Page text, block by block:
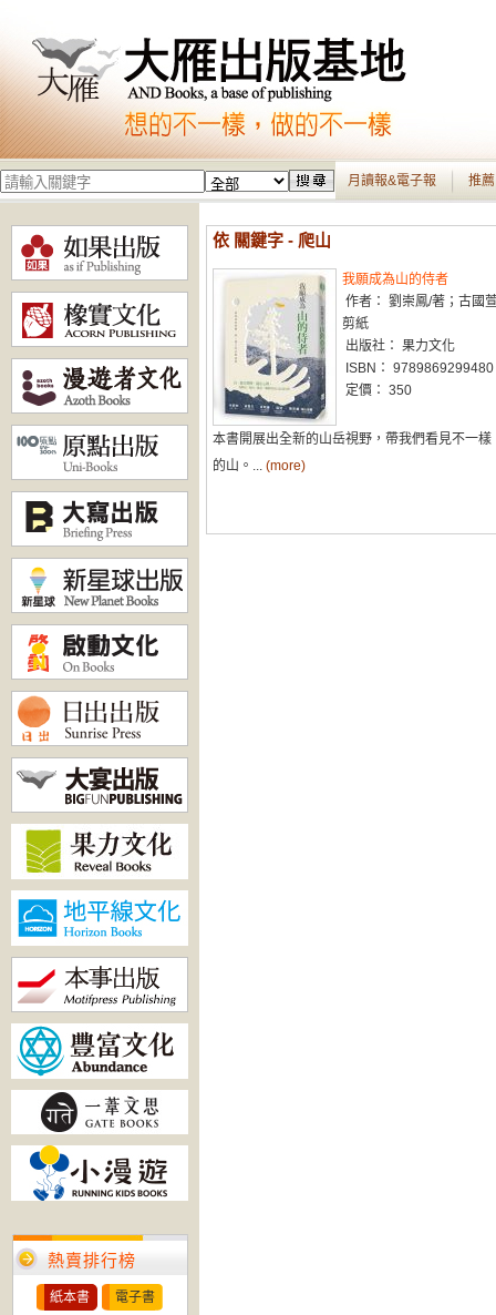
月讀報&電子報 推
熱賣排行榜
紙本書 電子書
依 關鍵字 - 爬山
我願成為山的侍者
作者： 劉崇鳳/著；古國
剪紙
出版社： 果力文化
ISBN： 9789869299480
定價： 350
本書開展出全新的山岳視野，帶我們看見不一樣
的山。... (more)